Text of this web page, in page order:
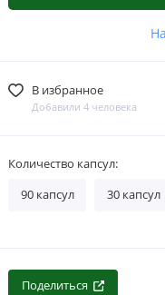
В избранное
Добавили 4 человека
Количество капсул:
90 капсул 30 капсул
Поделиться